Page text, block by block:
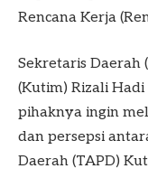
Rencana Kerja
Sekretaris Daerah
(Kutim) Rizali
pihaknya ingin
dan persepsi
Daerah (TAPD)